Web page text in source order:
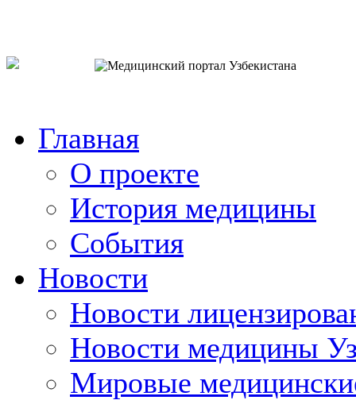
Главная
О проекте
История медицины
События
Новости
Новости
Новости медицины
Мировые